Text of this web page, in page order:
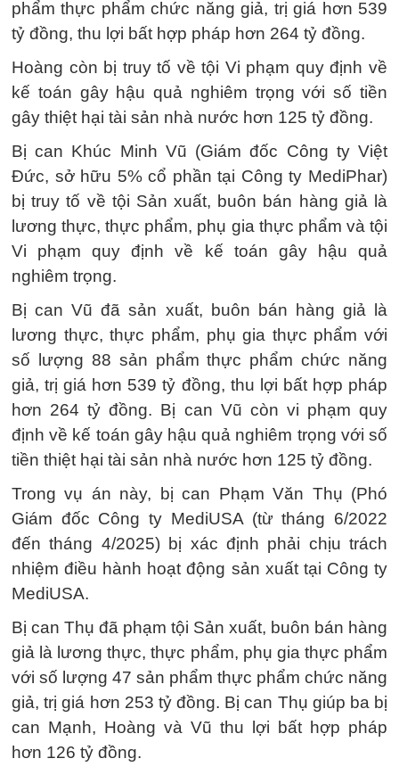
phẩm thực phẩm chức năng giả, trị giá hơn 539
tỷ đồng, thu lợi bất hợp pháp hơn 264 tỷ đồng.
Hoàng còn bị truy tố về tội Vi phạm quy định về
kế toán gây hậu quả nghiêm trọng với số tiền
gây thiệt hại tài sản nhà nước hơn 125 tỷ đồng.
Bị can Khúc Minh Vũ (Giám đốc Công ty Việt
Đức, sở hữu 5% cổ phần tại Công ty MediPhar)
bị truy tố về tội Sản xuất, buôn bán hàng giả là
lương thực, thực phẩm, phụ gia thực phẩm và tội
Vi phạm quy định về kế toán gây hậu quả
nghiêm trọng.
Bị can Vũ đã sản xuất, buôn bán hàng giả là
lương thực, thực phẩm, phụ gia thực phẩm với
số lượng 88 sản phẩm thực phẩm chức năng
giả, trị giá hơn 539 tỷ đồng, thu lợi bất hợp pháp
hơn 264 tỷ đồng. Bị can Vũ còn vi phạm quy
định về kế toán gây hậu quả nghiêm trọng với số
tiền thiệt hại tài sản nhà nước hơn 125 tỷ đồng.
Trong vụ án này, bị can Phạm Văn Thụ (Phó
Giám đốc Công ty MediUSA (từ tháng 6/2022
đến tháng 4/2025) bị xác định phải chịu trách
nhiệm điều hành hoạt động sản xuất tại Công ty
MediUSA.
Bị can Thụ đã phạm tội Sản xuất, buôn bán hàng
giả là lương thực, thực phẩm, phụ gia thực phẩm
với số lượng 47 sản phẩm thực phẩm chức năng
giả, trị giá hơn 253 tỷ đồng. Bị can Thụ giúp ba bị
can Mạnh, Hoàng và Vũ thu lợi bất hợp pháp
hơn 126 tỷ đồng.